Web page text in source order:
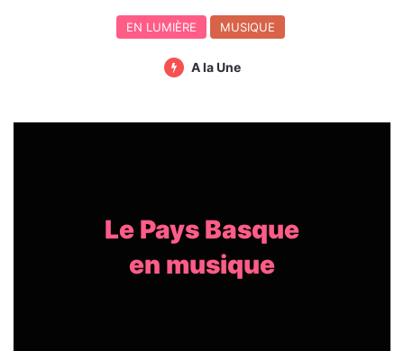
EN LUMIÈRE MUSIQUE
A la Une
Le Pays Basque
en musique